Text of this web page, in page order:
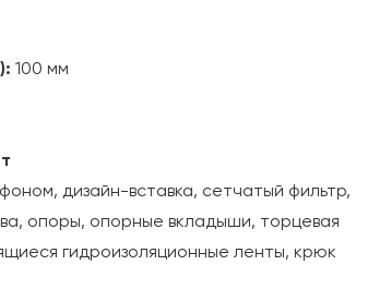
100 мм
дизайн-вставка, сетчатый фильтр,
опоры, опорные вкладыши, торцевая
гидроизоляционные ленты, крюк